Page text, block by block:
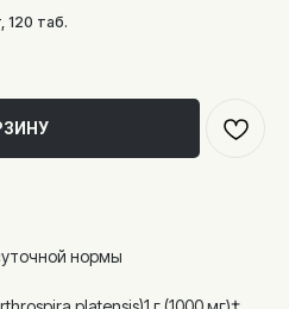
120 таб.
нормы